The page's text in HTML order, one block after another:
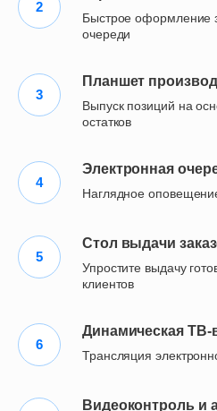
Быстрое оформление
очереди
Планшет
Выпуск позиций на
остатков
Электронная
Наглядное
Стол выдачи
Упростите выдачу
клиентов
Динамическая ТВ-
Трансляция
Видеоконтроль и